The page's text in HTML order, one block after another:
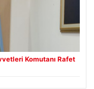
Komutanı Rafet